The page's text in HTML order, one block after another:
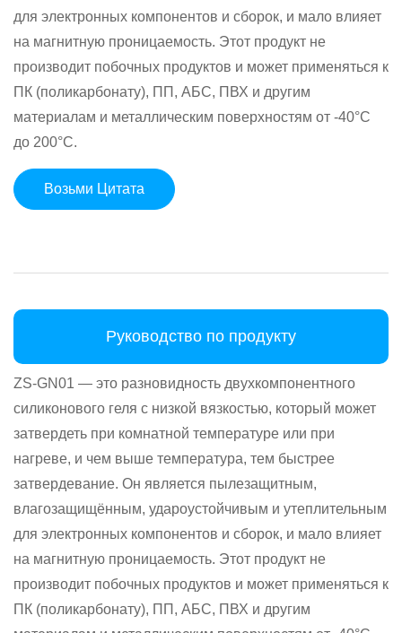
для электронных компонентов и сборок, и мало влияет
на магнитную проницаемость. Этот продукт не
производит побочных продуктов и может применяться к
ПК (поликарбонату), ПП, АБС, ПВХ и другим
материалам и металлическим поверхностям от -40°C
до 200°C.
Возьми Цитата
Руководство по продукту
ZS-GN01 — это разновидность двухкомпонентного
силиконового геля с низкой вязкостью, который может
затвердеть при комнатной температуре или при
нагреве, и чем выше температура, тем быстрее
затвердевание. Он является пылезащитным,
влагозащищённым, удароустойчивым и утеплительным
для электронных компонентов и сборок, и мало влияет
на магнитную проницаемость. Этот продукт не
производит побочных продуктов и может применяться к
ПК (поликарбонату), ПП, АБС, ПВХ и другим